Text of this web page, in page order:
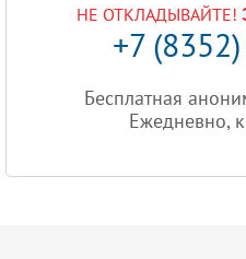
НЕ ОТКЛАДЫВАЙТЕ!
+7
Бесплатная
Ежедневно,